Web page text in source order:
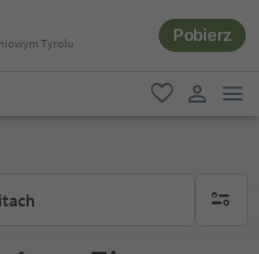
Tyrolu Pobierz
ulubione
brak